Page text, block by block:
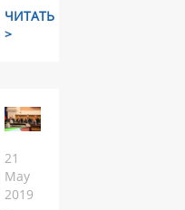
ЧИТАТЬ
>
21
May
2019